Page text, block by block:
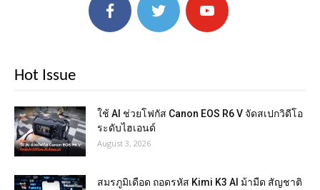
Hot Issue
ใช้ AI ช่วยโฟกัส Canon EOS R6 V จัดสเปกวิดีโอ
ระดับไฮเอนด์
August 3, 2026
สมรภูมิเดือด ถอดรหัส Kimi K3 AI ม้ามืด สัญชาติ